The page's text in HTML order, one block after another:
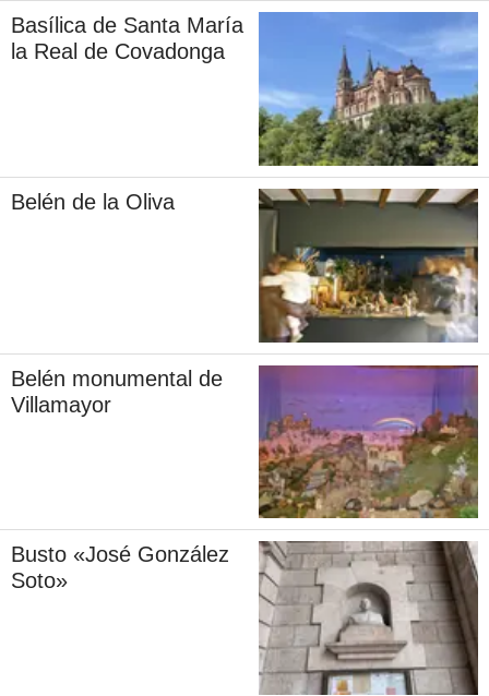
Basílica de Santa María
la Real de Covadonga
Belén de la Oliva
Belén monumental de
Villamayor
Busto «José González
Soto»